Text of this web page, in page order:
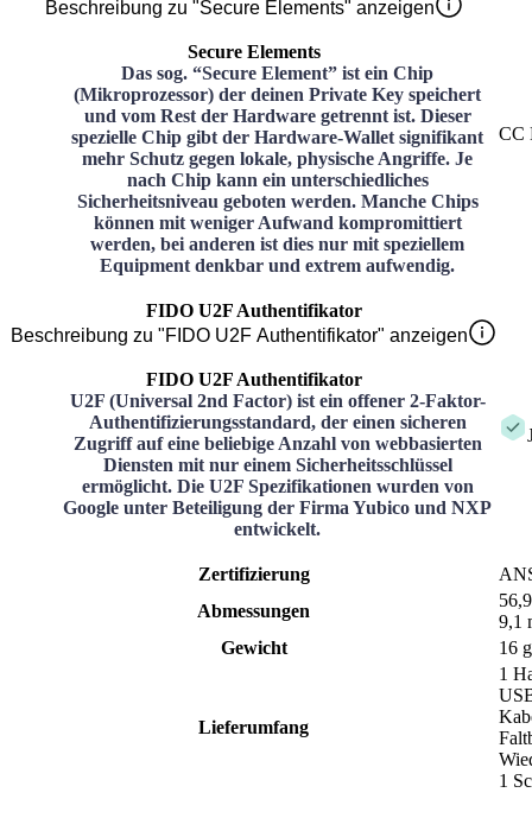
Beschreibung zu "Secure Elements" anzeigen
Secure Elements
Das sog. “Secure Element” ist ein Chip
(Mikroprozessor) der deinen Private Key speichert
und vom Rest der Hardware getrennt ist. Dieser
spezielle Chip gibt der Hardware-Wallet signifikant
mehr Schutz gegen lokale, physische Angriffe. Je
nach Chip kann ein unterschiedliches
Sicherheitsniveau geboten werden. Manche Chips
können mit weniger Aufwand kompromittiert
werden, bei anderen ist dies nur mit speziellem
Equipment denkbar und extrem aufwendig.
CC
FIDO U2F Authentifikator
Beschreibung zu "FIDO U2F Authentifikator" anzeigen
FIDO U2F Authentifikator
U2F (Universal 2nd Factor) ist ein offener 2-Faktor-
Authentifizierungsstandard, der einen sicheren
Zugriff auf eine beliebige Anzahl von webbasierten
Diensten mit nur einem Sicherheitsschlüssel
ermöglicht. Die U2F Spezifikationen wurden von
Google unter Beteiligung der Firma Yubico und NXP
entwickelt.
Zertifizierung
Abmessungen
9,1
Gewicht
16 g
Lieferumfang
1
1